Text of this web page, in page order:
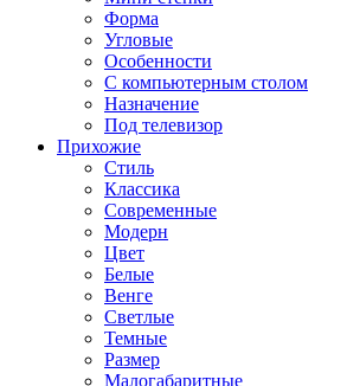
Форма
Угловые
Особенности
С компьютерным столом
Назначение
Под телевизор
Прихожие
Стиль
Классика
Современные
Модерн
Цвет
Белые
Венге
Светлые
Темные
Размер
Малогабаритные